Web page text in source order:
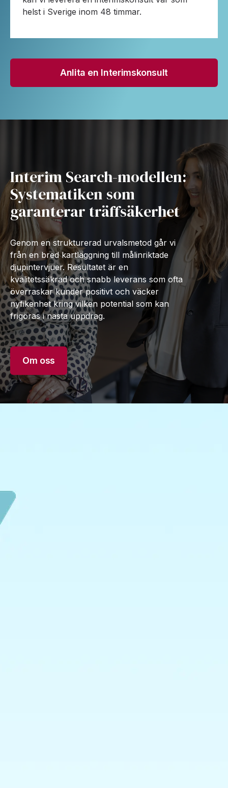
helst i Sverige inom 48 timmar.
Anlita en Interimskonsult
Interim Search-modellen:
Systematiken som
garanterar träffsäkerhet
Genom en strukturerad urvalsmetod går vi
från en bred kartläggning till målinriktade
djupintervjuer. Resultatet är en
kvalitetssäkrad och snabb leverans som ofta
överraskar kunder positivt och väcker
nyfikenhet kring vilken potential som kan
frigöras i nästa uppdrag.
Om oss